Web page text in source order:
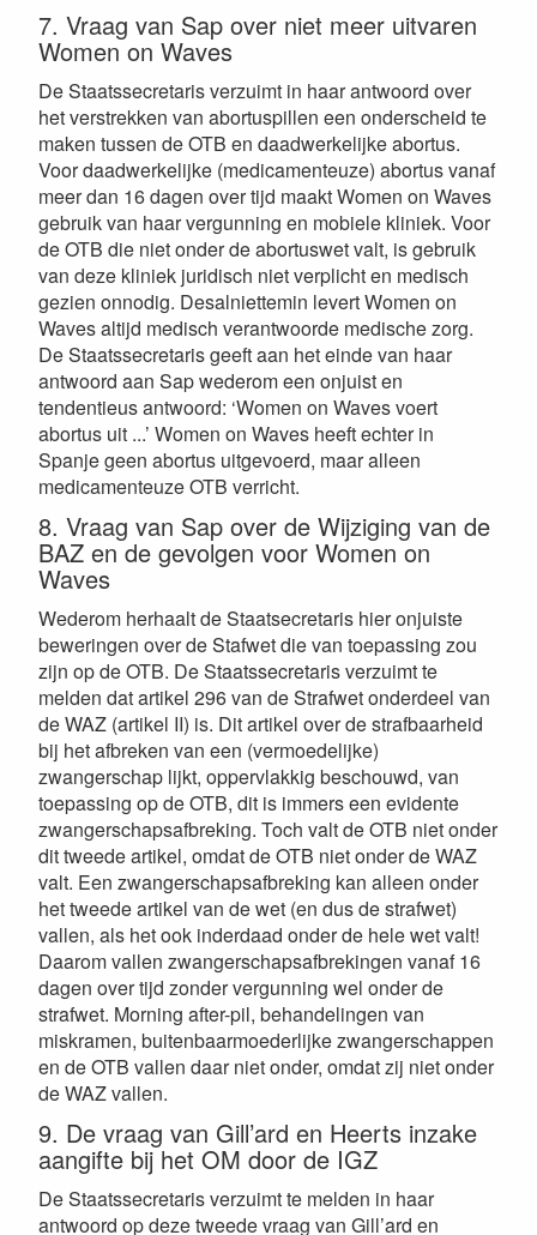
7. Vraag van Sap over niet meer uitvaren
Women on Waves
De Staatssecretaris verzuimt in haar antwoord over
het verstrekken van abortuspillen een onderscheid te
maken tussen de OTB en daadwerkelijke abortus.
Voor daadwerkelijke (medicamenteuze) abortus vanaf
meer dan 16 dagen over tijd maakt Women on Waves
gebruik van haar vergunning en mobiele kliniek. Voor
de OTB die niet onder de abortuswet valt, is gebruik
van deze kliniek juridisch niet verplicht en medisch
gezien onnodig. Desalniettemin levert Women on
Waves altijd medisch verantwoorde medische zorg.
De Staatssecretaris geeft aan het einde van haar
antwoord aan Sap wederom een onjuist en
tendentieus antwoord: ‘Women on Waves voert
abortus uit ...’ Women on Waves heeft echter in
Spanje geen abortus uitgevoerd, maar alleen
medicamenteuze OTB verricht.
8. Vraag van Sap over de Wijziging van de
BAZ en de gevolgen voor Women on
Waves
Wederom herhaalt de Staatsecretaris hier onjuiste
beweringen over de Stafwet die van toepassing zou
zijn op de OTB. De Staatssecretaris verzuimt te
melden dat artikel 296 van de Strafwet onderdeel van
de WAZ (artikel II) is. Dit artikel over de strafbaarheid
bij het afbreken van een (vermoedelijke)
zwangerschap lijkt, oppervlakkig beschouwd, van
toepassing op de OTB, dit is immers een evidente
zwangerschapsafbreking. Toch valt de OTB niet onder
dit tweede artikel, omdat de OTB niet onder de WAZ
valt. Een zwangerschapsafbreking kan alleen onder
het tweede artikel van de wet (en dus de strafwet)
vallen, als het ook inderdaad onder de hele wet valt!
Daarom vallen zwangerschapsafbrekingen vanaf 16
dagen over tijd zonder vergunning wel onder de
strafwet. Morning after-pil, behandelingen van
miskramen, buitenbaarmoederlijke zwangerschappen
en de OTB vallen daar niet onder, omdat zij niet onder
de WAZ vallen.
9. De vraag van Gill’ard en Heerts inzake
aangifte bij het OM door de IGZ
De Staatssecretaris verzuimt te melden in haar
antwoord op deze tweede vraag van Gill’ard en